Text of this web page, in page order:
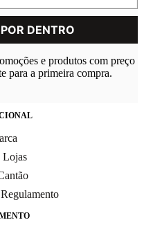
e produtos com preço
para a primeira compra.
Lojas